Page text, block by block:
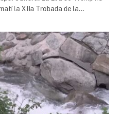
la XIIa Trobada de la…